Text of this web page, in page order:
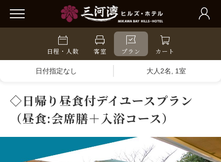
日程・人数 客室 プラン カート
日付指定なし 大人2名, 1室
◇日帰り昼食付デイユースプラン
（昼食:会席膳＋入浴コース）